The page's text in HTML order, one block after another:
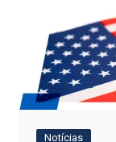
Notícias